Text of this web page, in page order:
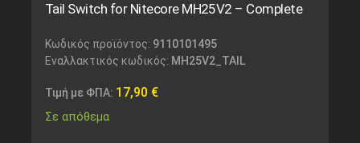
Tail Switch for Nitecore MH25V2 – Complete
Κωδικός προϊόντος: 9110101495
Εναλλακτικός κωδικός: MH25V2_TAIL
Τιμή με ΦΠΑ: 17,90 €
Σε απόθεμα